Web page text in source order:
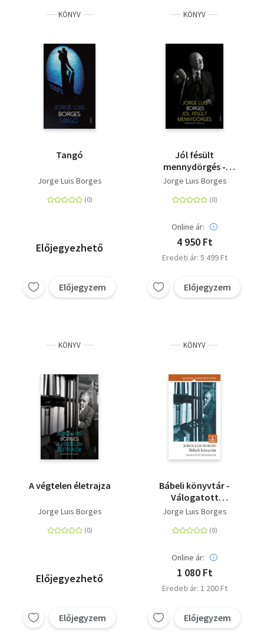
KÖNYV
Tangó
Jorge Luis Borges
Előjegyezhető
Előjegyzem
KÖNYV
Jól fésült
mennydörgés -
Összegyűjtött
Jorge Luis Borges
Online ár:
4 950 Ft
Eredeti ár: 5 499 Ft
Előjegyzem
KÖNYV
A végtelen életrajza
Jorge Luis Borges
Előjegyezhető
Előjegyzem
KÖNYV
Bábeli könyvtár -
Válogatott
prózaművek
Jorge Luis Borges
Online ár:
1 080 Ft
Eredeti ár: 1 200 Ft
Előjegyzem